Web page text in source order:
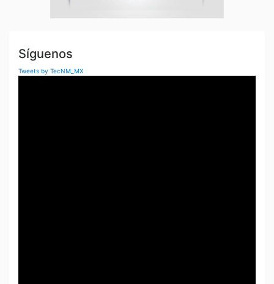
Síguenos
Tweets by TecNM_MX